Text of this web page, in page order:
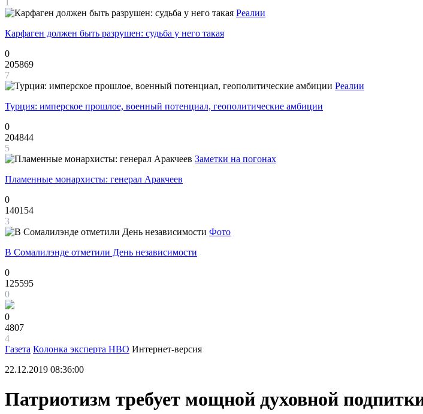
1
Реалии
Карфаген должен быть разрушен: судьба у него такая
0
205869
7
Реалии
Турция: имперское прошлое, военный потенциал, геополитические амбиции
0
204844
5
Заметки на погонах
Пламенные монархисты: генерал Аракчеев
0
140154
3
Фото
В Сомалилэнде отметили День независимости
0
125595
0
0
4807
4
Газета Колонка эксперта НВО Интернет-версия
22.12.2019 08:36:00
Патриотизм требует мощной духовной